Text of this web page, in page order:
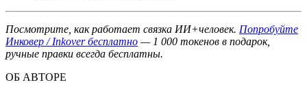
Посмотрите, как работает связка ИИ+человек. Попробуйте
Инковер / Inkover бесплатно — 1 000 токенов в подарок,
ручные правки всегда бесплатны.
ОБ АВТОРЕ